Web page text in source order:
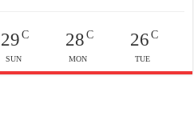
29 C
SUN
28C
MON
26C
TUE